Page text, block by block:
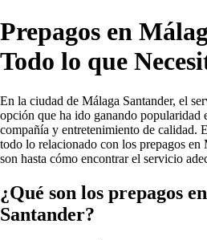
Prepagos en
Todo lo que
En la ciudad de Málaga Santander, el
opción que ha ido ganando popularidad
compañía y entretenimiento de calidad.
todo lo relacionado con los prepagos en
son hasta cómo encontrar el servicio
¿Qué son los prepagos
Santander?